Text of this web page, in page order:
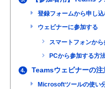
登録フォームから申し込
ウェビナーに参加する
スマートフォンか
PCから参加する方
4. Teamsウェビナーの注
Microsoftツールの使い